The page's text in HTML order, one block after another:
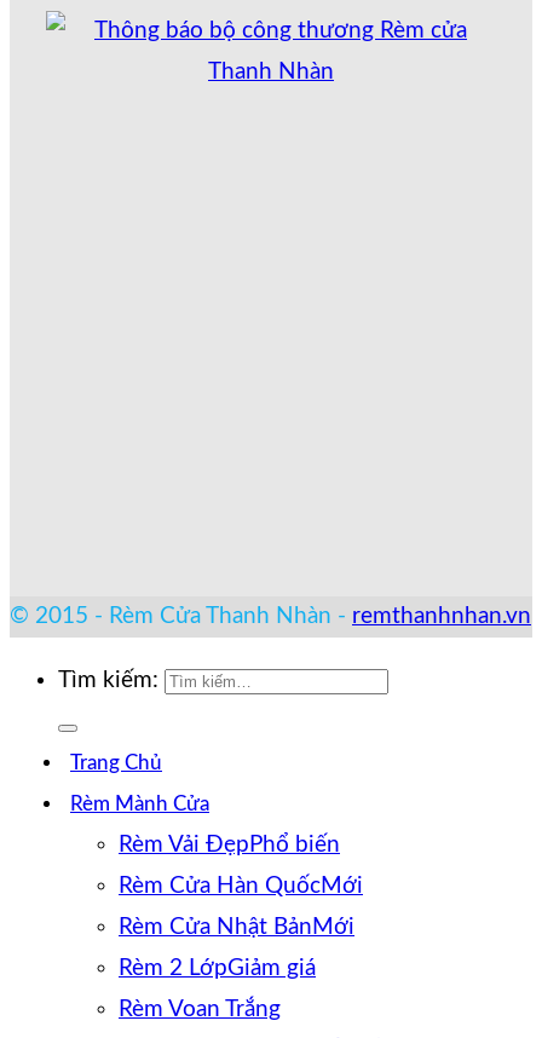
© 2015 - Rèm Cửa Thanh Nhàn - remthanhnhan.vn
Tìm kiếm:
Trang Chủ
Rèm Mành Cửa
Rèm Vải Đẹp
Rèm Cửa Hàn Quốc
Rèm Cửa Nhật Bản
Rèm 2 Lớp
Rèm Voan Trắng